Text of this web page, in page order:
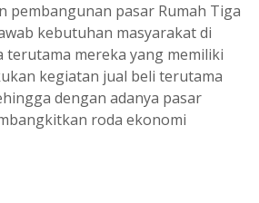
pembangunan pasar Rumah Tiga
kebutuhan masyarakat di
terutama mereka yang memiliki
kegiatan jual beli terutama
dengan adanya pasar
roda ekonomi